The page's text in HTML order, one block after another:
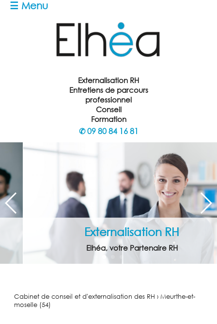
☰ Menu
Externalisation RH
Entretiens de parcours
professionnel
Conseil
Formation
✆09 80 84 16 81
Externalisation RH
Elhéa, votre Partenaire RH
Cabinet de conseil et d'externalisation des RH › Meurthe-et-
moselle (54)